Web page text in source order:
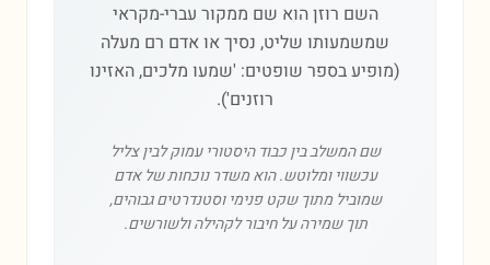
השם רוזן הוא שם ממקור עברי-מקראי
שמשמעותו שליט, נסיך או אדם רם מעלה
(מופיע בספר שופטים: 'שמעו מלכים, האזינו
רוזנים').
שם המשלב בין כבוד היסטורי עמוק לבין צליל
עכשווי ומלוטש. הוא משדר נוכחות של אדם
שמוביל מתוך שקט פנימי וסטנדרטים גבוהים,
תוך שמירה על חיבור לקהילה ולשורשים.